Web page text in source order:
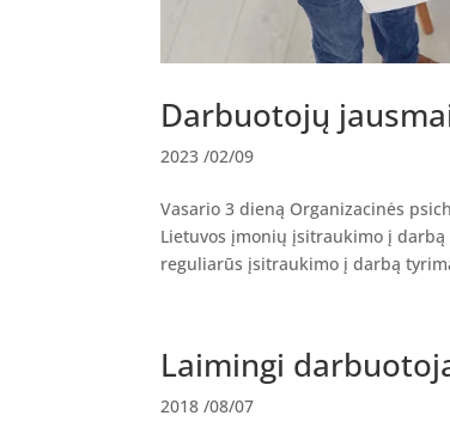
Darbuotojų
2023 /02/09
Vasario 3 dieną Organizacinės
Lietuvos įmonių įsitraukimo į
reguliarūs įsitraukimo į darbą
Laimingi
2018 /08/07